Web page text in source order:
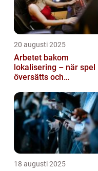
20 augusti 2025
Arbetet bakom
lokalisering – när spel
översätts och
18 augusti 2025